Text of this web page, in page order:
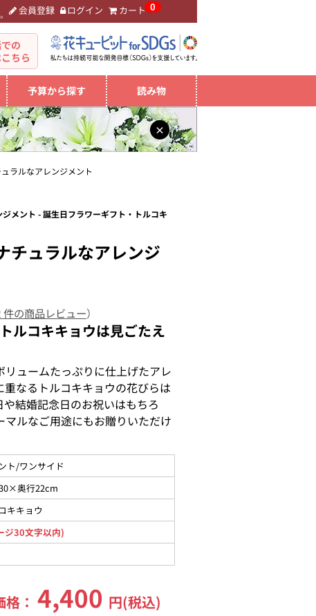
会員登録 ログイン カート 0
の
ちら
予算から探す 読み物
×
ラルなアレンジメント
メント - 誕生日フラワーギフト・トルコキ
チュラルなアレンジ
件の商品レビュー）
ルコキキョウは見ごたえ
リュームたっぷりに仕上げたアレ
なるトルコキキョウの花びらは
結婚記念日のお祝いはもちろ
ルなご用途にもお贈りいただけ
ト/ワンサイド
奥行22cm
キキョウ
ジ30文字以内)
格：4,400 円(税込)